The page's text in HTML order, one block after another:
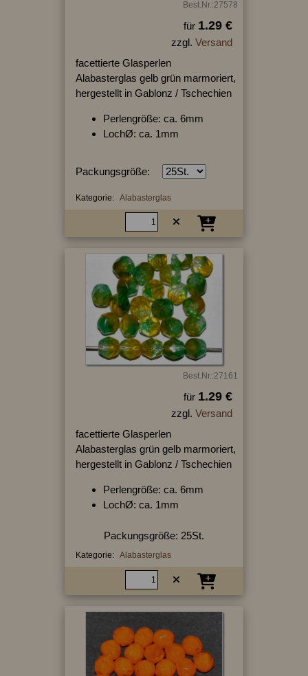
Best.Nr.:27578
für 1.29 €
zzgl. Versand
facettierte Glasperlen
Alabasterglas gelb grün marmoriert,
hergestellt in Gablonz / Tschechien
Perlengröße: ca. 6mm
LochØ: ca. 1mm
Packungsgröße:
Kategorie: Alabasterglas
Best.Nr.:27161
für 1.29 €
zzgl. Versand
facettierte Glasperlen
Alabasterglas grün gelb marmoriert,
hergestellt in Gablonz / Tschechien
Perlengröße: ca. 6mm
LochØ: ca. 1mm
Packungsgröße: 25St.
Kategorie: Alabasterglas